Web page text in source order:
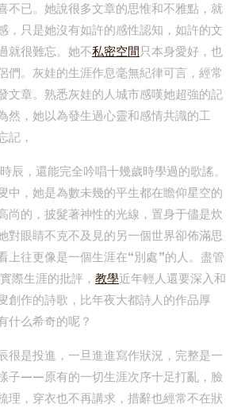
不已。她說很多文章的思惟和不雅點，就
，只是她沒有如許的感性認知，如許的文
就很難忘。她不私密空間只本身愛好，也
們。灰娃的生涯作息毫無紀律可言，經常
文章。熟悉灰娃的人城市感嘆她超強的記
然，她以為發生過心靈和感情共識的工
記，
辰，還能完全吟唱十幾歲時學過的歌謠。
中，她是為數未幾的平生都在瞻仰星空的
尚的，披髮著神性的光線，置身于儘是炊
對眼睛不克不及見的另一個世界卻佈滿思
上往更像是一個生涯在“別處”的人。盡管
際生涯的批評， 教學近年輕人還要深入和
創作的詩歌，比年夜大都詩人的作品厚
什么希奇的呢？
很是投進，一旦進進寫作狀況，完整是一
子——原有的一切生涯次序十足打亂，臉
理，穿衣也不再講求，措辭也經常不在狀